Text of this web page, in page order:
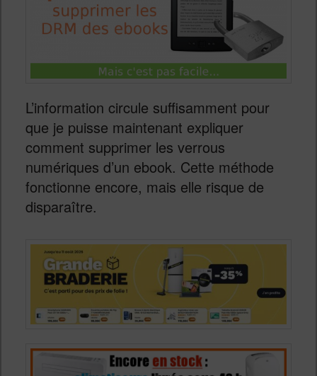
L’information circule suffisamment pour
que je puisse maintenant expliquer
comment supprimer les verrous
numériques d’un ebook. Cette méthode
fonctionne encore, mais elle risque de
disparaître.